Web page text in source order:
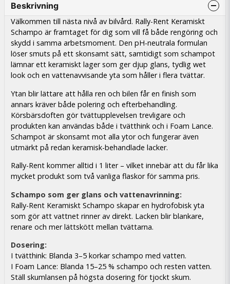
Beskrivning
Välkommen till nästa nivå av bilvård. Rally-Rent Keramiskt
Schampo är framtaget för dig som vill få både rengöring och
skydd i samma arbetsmoment. Den pH-neutrala formulan
löser smuts på ett skonsamt sätt, samtidigt som schampot
lämnar ett keramiskt lager som ger djup glans, tydlig wet
look och en vattenavvisande yta som håller i flera tvättar.
Ytan blir lättare att hålla ren och bilen får en finish som
annars kräver både polering och efterbehandling.
Körsbärsdoften gör tvättupplevelsen trevligare och
produkten kan användas både i tvätthink och i Foam Lance.
Schampot är skonsamt mot alla ytor och fungerar även
utmärkt på redan keramisk-behandlade lacker.
Rally-Rent kommer alltid i 1 liter – vilket innebär att du får lika
mycket produkt som två vanliga flaskor för samma pris.
Schampo som ger glans och vattenavrinning:
Rally-Rent Keramiskt Schampo skapar en hydrofobisk yta
som gör att vattnet rinner av direkt. Lacken blir blankare,
renare och mer lättskött mellan tvättarna.
Dosering:
I tvätthink: Blanda 3–5 korkar schampo med vatten.
I Foam Lance: Blanda 15–25 % schampo och resten vatten.
Ställ skumlansen på högsta dosering för tjockt skum.